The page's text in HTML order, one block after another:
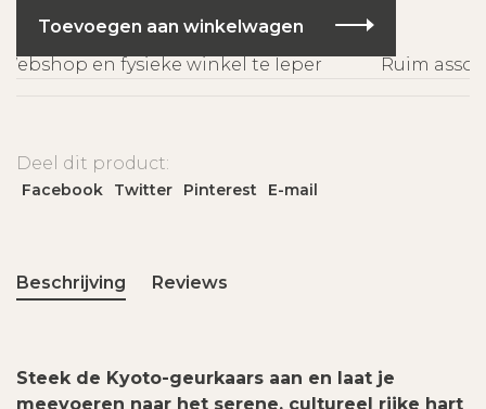
Toevoegen aan winkelwagen
en fysieke winkel te Ieper
Ruim
Deel dit product:
Facebook Twitter Pinterest E-mail
Beschrijving Reviews
Steek de Kyoto-geurkaars aan en laat je
meevoeren naar het serene, cultureel rijke hart